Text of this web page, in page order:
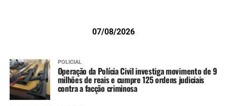
07/08/2026
POLICIAL
Operação da Polícia Civil investiga movimento de 9
milhões de reais e cumpre 125 ordens judiciais
contra a facção criminosa